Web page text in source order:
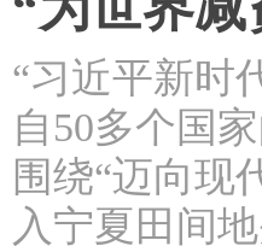
“习近平新时
自50多个国
围绕“迈向现
入宁夏田间